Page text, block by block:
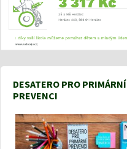
DESATERO PRO PRIMÁRNÍ
PREVENCI